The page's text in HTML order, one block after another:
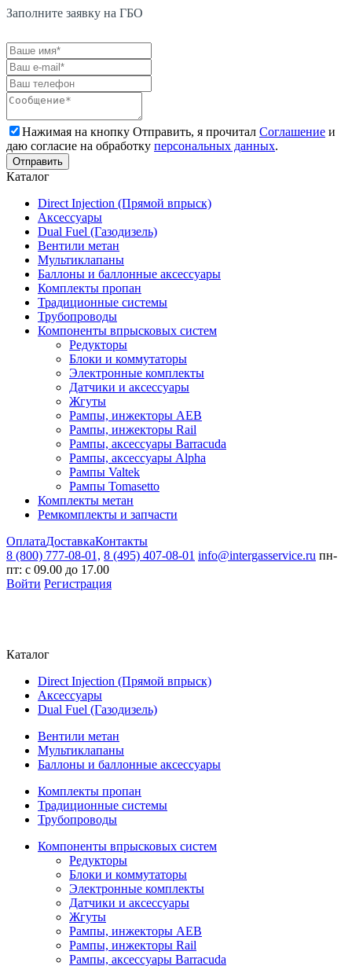
Заполните заявку на ГБО
Нажимая на кнопку Отправить, я прочитал Соглашение и
даю согласие на обработку персональных данных.
Каталог
Direct Injection (Прямой впрыск)
Аксессуары
Dual Fuel (Газодизель)
Вентили метан
Мультиклапаны
Баллоны и баллонные аксессуары
Комплекты пропан
Традиционные системы
Трубопроводы
Компоненты впрысковых систем
Редукторы
Блоки и коммутаторы
Электронные комплекты
Датчики и аксессуары
Жгуты
Рампы, инжекторы AEB
Рампы, инжекторы Rail
Рампы, аксессуары Barracuda
Рампы, аксессуары Alpha
Рампы Valtek
Рампы Tomasetto
Комплекты метан
Ремкомплекты и запчасти
ОплатаДоставкаКонтакты
8 (800) 777-08-01, 8 (495) 407-08-01 info@intergasservice.ru пн-
пт: с 09.00 до 17.00
Войти Регистрация
Каталог
Direct Injection (Прямой впрыск)
Аксессуары
Dual Fuel (Газодизель)
Вентили метан
Мультиклапаны
Баллоны и баллонные аксессуары
Комплекты пропан
Традиционные системы
Трубопроводы
Компоненты впрысковых систем
Редукторы
Блоки и коммутаторы
Электронные комплекты
Датчики и аксессуары
Жгуты
Рампы, инжекторы AEB
Рампы, инжекторы Rail
Рампы, аксессуары Barracuda